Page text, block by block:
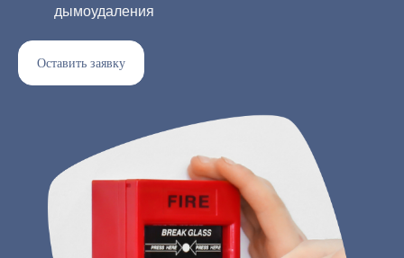
дымоудаления
Оставить заявку